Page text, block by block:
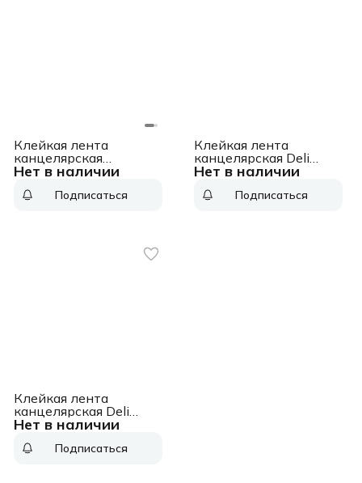
Нет в наличии
Клейкая лента
канцелярская
Silwerhof 481059
дл.33м 35мкр
Подписаться
Нет в наличии
Клейкая лента
канцелярская Deli
EA30310 кристально-
ленты 18ммПодписаться
Нет в наличии
Клейкая лента
канцелярская Deli
EA30110 шир.18мм
(упак.:1шт)Подписаться